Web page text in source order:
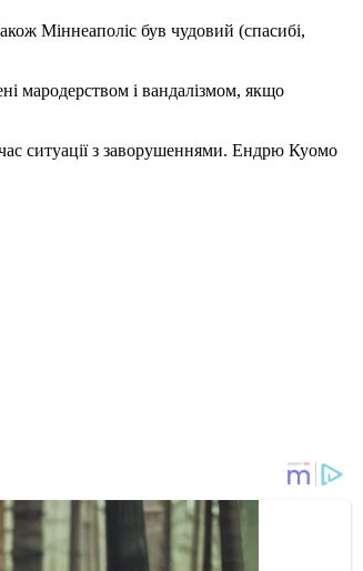
Міннеаполіс був чудовий (спасибі,
мародерством і вандалізмом, якщо
ситуації з заворушеннями. Ендрю Куомо